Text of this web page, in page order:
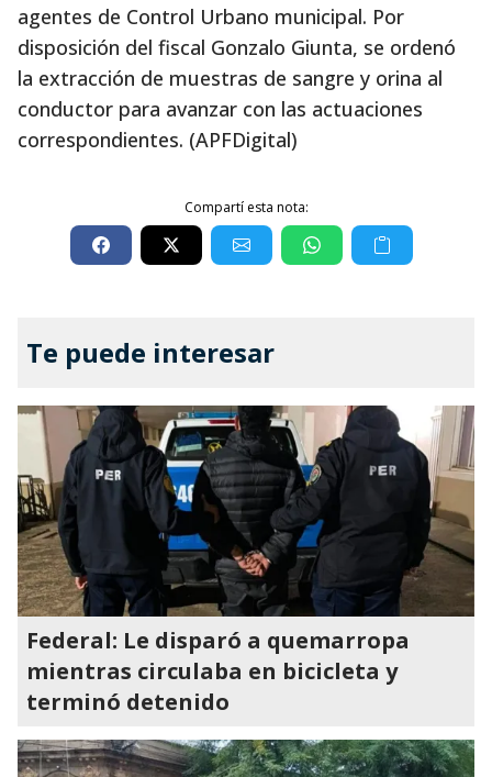
agentes de Control Urbano municipal. Por
disposición del fiscal Gonzalo Giunta, se ordenó
la extracción de muestras de sangre y orina al
conductor para avanzar con las actuaciones
correspondientes. (APFDigital)
Compartí esta nota:
Te puede interesar
Federal: Le disparó a quemarropa
mientras circulaba en bicicleta y
terminó detenido